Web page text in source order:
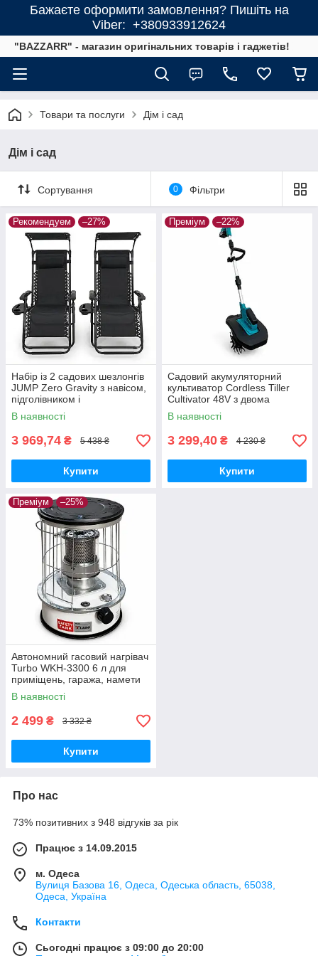
Бажаєте оформити замовлення? Пишіть на
Viber: +380933912624
"BAZZARR" - магазин оригінальних товарів і гаджетів!
Товари та послуги Дім і сад
Дім і сад
Сортування 0 Фільтри
Рекомендуем –27%
Набір із 2 садових шезлонгів
JUMP Zero Gravity з навісом,
підголівником і
підсклянником,
навантаження до 120 кг
В наявності
3 969,74 ₴ 5 438 ₴
Купити
Преміум –22%
Садовий акумуляторний
культиватор Cordless Tiller
Cultivator 48V з двома
акумуляторами в комплекті
В наявності
3 299,40 ₴ 4 230 ₴
Купити
Преміум –25%
Автономний гасовий нагрівач
Turbo WKH-3300 6 л для
приміщень, гаража, намети
та кемпінгу
В наявності
2 499 ₴ 3 332 ₴
Купити
Про нас
73% позитивних з 948 відгуків за рік
Працює з 14.09.2015
м. Одеса
Вулиця Базова 16, Одеса, Одеська область, 65038,
Одеса, Україна
Контакти
Сьогодні працює з 09:00 до 20:00